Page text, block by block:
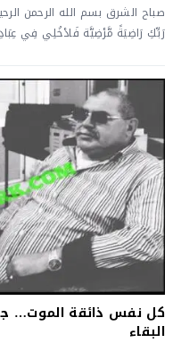
صباح الشرق بسم الله الرحمن
رَبِّكِ رَاضِيَةً مَّرْضِيَّة فَادْخُلِي فِي
كل نفس ذائقة الموت…
البقاء